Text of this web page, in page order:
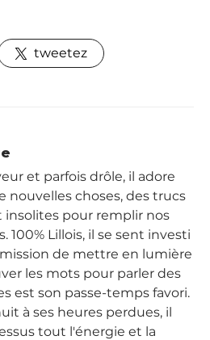
tweetez
et parfois drôle, il adore
nouvelles choses, des trucs
insolites pour remplir nos
100% Lillois, il se sent investi
de mettre en lumière
les mots pour parler des
est son passe-temps favori.
à ses heures perdues, il
tout l'énergie et la